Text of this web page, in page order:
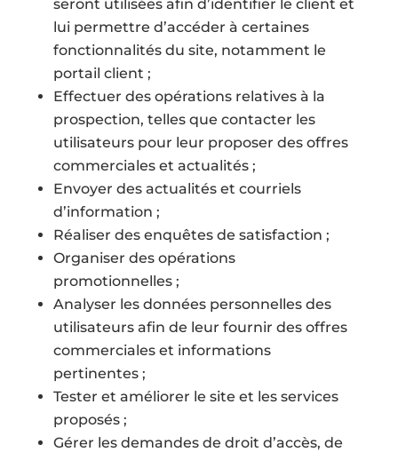
seront utilisées afin d’identifier le client et
lui permettre d’accéder à certaines
fonctionnalités du site, notamment le
portail client ;
Effectuer des opérations relatives à la
prospection, telles que contacter les
utilisateurs pour leur proposer des offres
commerciales et actualités ;
Envoyer des actualités et courriels
d’information ;
Réaliser des enquêtes de satisfaction ;
Organiser des opérations
promotionnelles ;
Analyser les données personnelles des
utilisateurs afin de leur fournir des offres
commerciales et informations
pertinentes ;
Tester et améliorer le site et les services
proposés ;
Gérer les demandes de droit d’accès, de